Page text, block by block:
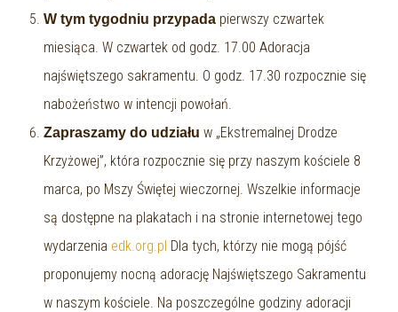
W tym tygodniu przypada pierwszy czwartek
miesiąca. W czwartek od godz. 17.00 Adoracja
najświętszego sakramentu. O godz. 17.30 rozpocznie się
nabożeństwo w intencji powołań.
Zapraszamy do udziału w „Ekstremalnej Drodze
Krzyżowej”, która rozpocznie się przy naszym kościele 8
marca, po Mszy Świętej wieczornej. Wszelkie informacje
są dostępne na plakatach i na stronie internetowej tego
wydarzenia edk.org.pl Dla tych, którzy nie mogą pójść
proponujemy nocną adorację Najświętszego Sakramentu
w naszym kościele. Na poszczególne godziny adoracji